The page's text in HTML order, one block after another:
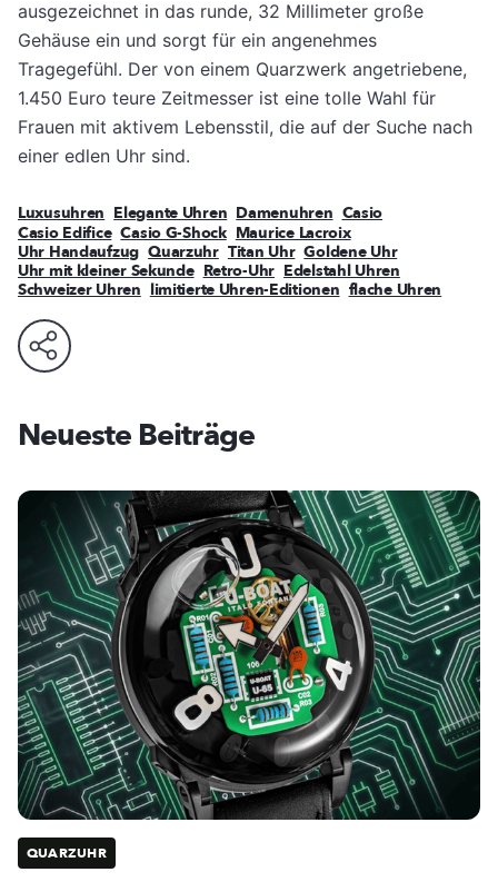
ausgezeichnet in das runde, 32 Millimeter große
Gehäuse ein und sorgt für ein angenehmes
Tragegefühl. Der von einem Quarzwerk angetriebene,
1.450 Euro teure Zeitmesser ist eine tolle Wahl für
Frauen mit aktivem Lebensstil, die auf der Suche nach
einer edlen Uhr sind.
Luxusuhren Elegante Uhren Damenuhren Casio
Casio Edifice Casio G-Shock Maurice Lacroix
Uhr Handaufzug Quarzuhr Titan Uhr Goldene Uhr
Uhr mit kleiner Sekunde Retro-Uhr Edelstahl Uhren
Schweizer Uhren limitierte Uhren-Editionen flache Uhren
Neueste Beiträge
QUARZUHR